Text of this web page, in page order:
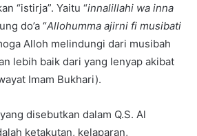
“istirja”. Yaitu “innalillahi wa inna
do’a “Allohumma ajirni fi musibati
Alloh melindungi dari musibah
lebih baik dari yang lenyap akibat
Imam Bukhari).
disebutkan dalam Q.S. Al
ketakutan, kelaparan,